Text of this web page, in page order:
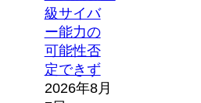
級サイバ
ー能力の
可能性否
定できず
2026年8月